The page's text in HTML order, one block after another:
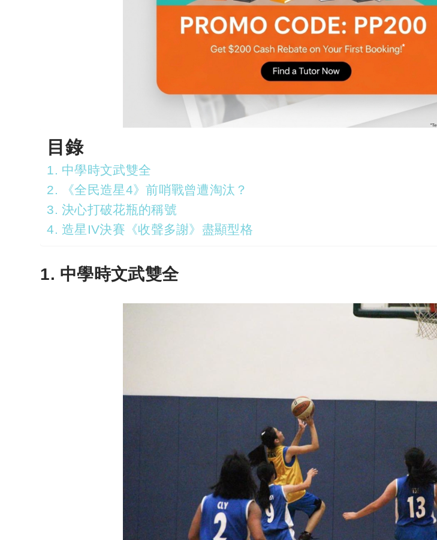
目錄
1. 中學時文武雙全
2. 《全民造星4》前哨戰曾遭淘汰？
3. 決心打破花瓶的稱號
4. 造星IV決賽《收聲多謝》盡顯型格
1. 中學時文武雙全